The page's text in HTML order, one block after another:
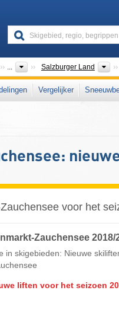
... Salzburger Land
Vergelijker
voor het
Zauchensee 2018/
in skigebieden: Nieuwe
liften voor het seizoen